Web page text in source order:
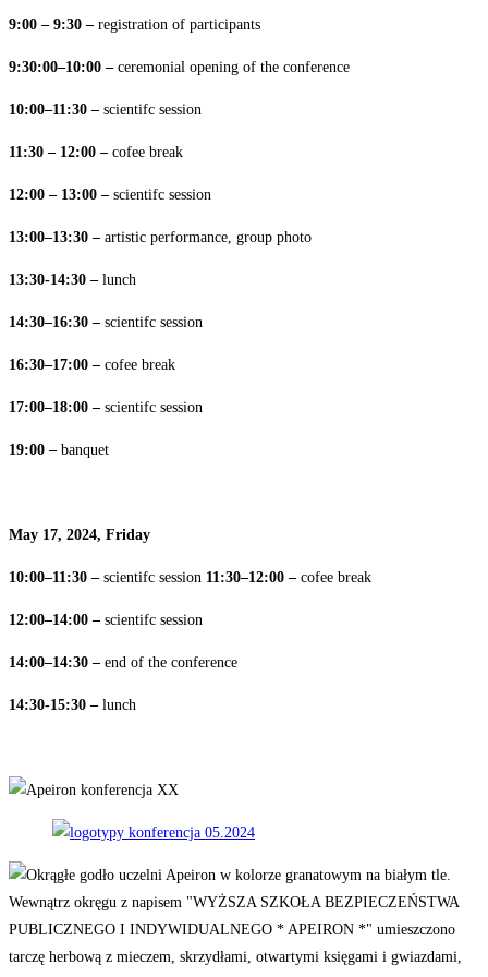
9:00 – 9:30 – registration of participants
9:30:00–10:00 – ceremonial opening of the conference
10:00–11:30 – scientifc session
11:30 – 12:00 – cofee break
12:00 – 13:00 – scientifc session
13:00–13:30 – artistic performance, group photo
13:30-14:30 – lunch
14:30–16:30 – scientifc session
16:30–17:00 – cofee break
17:00–18:00 – scientifc session
19:00 – banquet
May 17, 2024, Friday
10:00–11:30 – scientifc session 11:30–12:00 – cofee break
12:00–14:00 – scientifc session
14:00–14:30 – end of the conference
14:30-15:30 – lunch